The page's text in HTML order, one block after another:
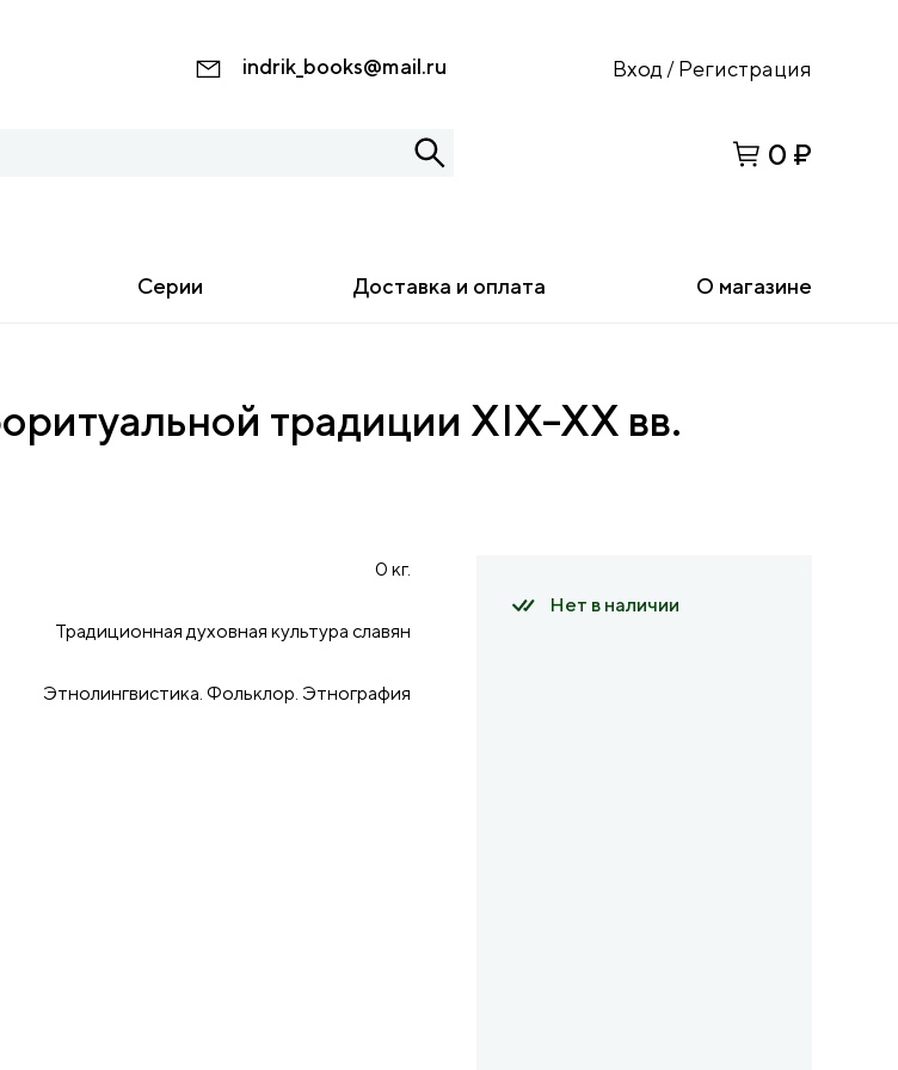
indrik_books@mail.ru Вход / Регистрация
0 ₽
Серии Доставка и оплата О магазине
традиции XIX–XX вв.
0 кг.
Традиционная духовная культура славян
Этнолингвистика. Фольклор. Этнография
Нет в наличии